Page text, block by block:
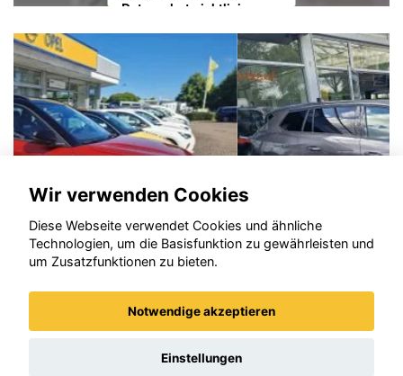
Datenschutzrichtlinien
Zustimmen und
aktivieren
Opel Astra
Wir verwenden Cookies
Diese Webseite verwendet Cookies und ähnliche
Technologien, um die Basisfunktion zu gewährleisten und
um Zusatzfunktionen zu bieten.
Notwendige akzeptieren
Einstellungen